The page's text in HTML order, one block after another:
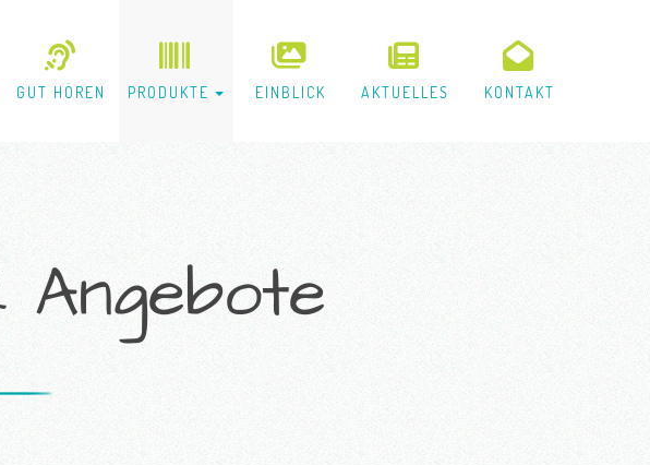
GUT HÖREN PRODUKTE EINBLICK AKTUELLES KONTAKT
Angebote